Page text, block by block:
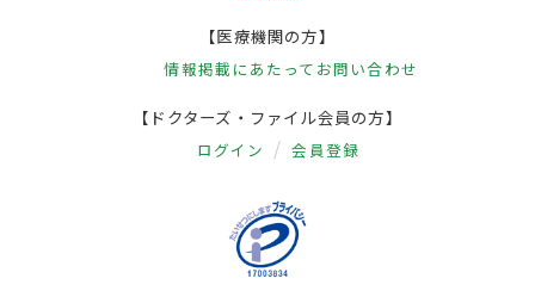
【医療機関の方】
情報掲載にあたって お問い合わせ
【ドクターズ・ファイル会員の方】
ログイン 会員登録